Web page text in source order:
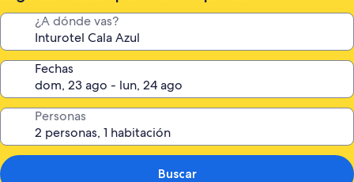
¿A dónde vas?
Fechas
Personas
Buscar